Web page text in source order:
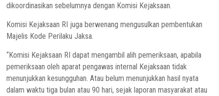
dikoordinasikan sebelumnya dengan Komisi Kejaksaan.
Komisi Kejaksaan RI juga berwenang mengusulkan pembentukan
Majelis Kode Perilaku Jaksa.
“Komisi Kejaksaan RI dapat mengambil alih pemeriksaan, apabila
pemeriksaan oleh aparat pengawas internal Kejaksaan tidak
menunjukkan kesungguhan. Atau belum menunjukkan hasil nyata
dalam waktu tiga bulan atau 90 hari, sejak laporan masyarakat atau